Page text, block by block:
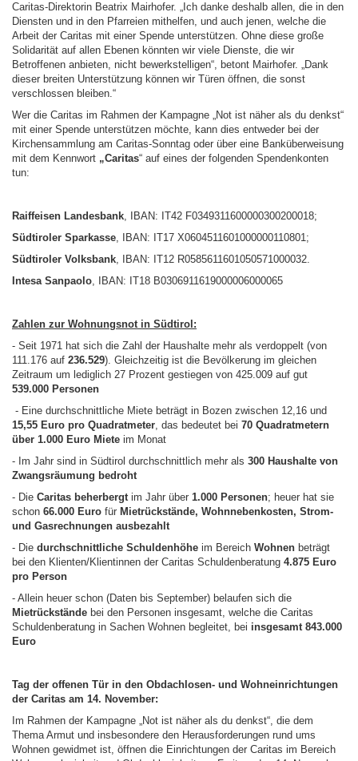
Caritas-Direktorin Beatrix Mairhofer. „Ich danke deshalb allen, die in den
Diensten und in den Pfarreien mithelfen, und auch jenen, welche die
Arbeit der Caritas mit einer Spende unterstützen. Ohne diese große
Solidarität auf allen Ebenen könnten wir viele Dienste, die wir
Betroffenen anbieten, nicht bewerkstelligen“, betont Mairhofer. „Dank
dieser breiten Unterstützung können wir Türen öffnen, die sonst
verschlossen bleiben.“
Wer die Caritas im Rahmen der Kampagne „Not ist näher als du denkst“
mit einer Spende unterstützen möchte, kann dies entweder bei der
Kirchensammlung am Caritas-Sonntag oder über eine Banküberweisung
mit dem Kennwort „Caritas“ auf eines der folgenden Spendenkonten
tun:
Raiffeisen Landesbank, IBAN: IT42 F0349311600000300200018;
Südtiroler Sparkasse, IBAN: IT17 X0604511601000000110801;
Südtiroler Volksbank, IBAN: IT12 R0585611601050571000032.
Intesa Sanpaolo, IBAN: IT18 B0306911619000006000065
Zahlen zur Wohnungsnot in Südtirol:
- Seit 1971 hat sich die Zahl der Haushalte mehr als verdoppelt (von
111.176 auf 236.529). Gleichzeitig ist die Bevölkerung im gleichen
Zeitraum um lediglich 27 Prozent gestiegen von 425.009 auf gut
539.000 Personen
- Eine durchschnittliche Miete beträgt in Bozen zwischen 12,16 und
15,55 Euro pro Quadratmeter, das bedeutet bei 70 Quadratmetern
über 1.000 Euro Miete im Monat
- Im Jahr sind in Südtirol durchschnittlich mehr als 300 Haushalte von
Zwangsräumung bedroht
- Die Caritas beherbergtim Jahr über 1.000 Personen; heuer hat sie
schon 66.000 Euro für Mietrückstände, Wohnnebenkosten, Strom-
und Gasrechnungen ausbezahlt
- Die durchschnittliche Schuldenhöhe im Bereich Wohnen beträgt
bei den Klienten/Klientinnen der Caritas Schuldenberatung 4.875 Euro
pro Person
- Allein heuer schon (Daten bis September) belaufen sich die
Mietrückstände bei den Personen insgesamt, welche die Caritas
Schuldenberatung in Sachen Wohnen begleitet, bei insgesamt 843.000
Euro
Tag der offenen Tür in den Obdachlosen- und Wohneinrichtungen
der Caritas am 14. November:
Im Rahmen der Kampagne „Not ist näher als du denkst“, die dem
Thema Armut und insbesondere den Herausforderungen rund ums
Wohnen gewidmet ist, öffnen die Einrichtungen der Caritas im Bereich